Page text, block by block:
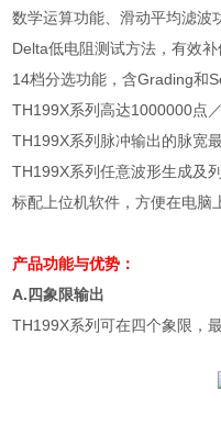
数学运算功能、滑动平均滤波
Delta低电阻测试方法，有效
14档分选功能，含Grading和
TH199X系列高达1000000点
TH199X系列脉冲输出的脉宽
TH199X系列任意波形生成及
标配上位机软件，方便在电脑
产品功能与优势：
A. 四象限输出
TH199X系列可在四个象限，